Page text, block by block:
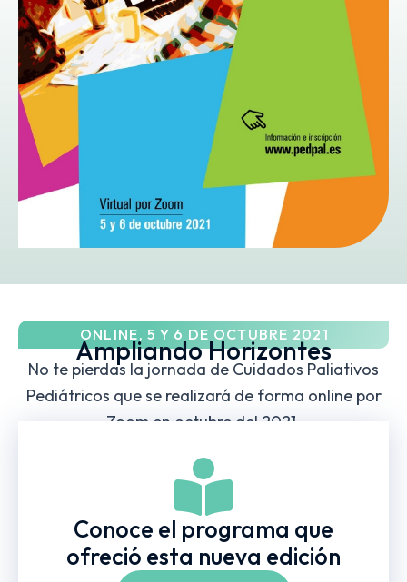
ONLINE, 5 Y 6 DE OCTUBRE 2021
Ampliando Horizontes
No te pierdas la jornada de Cuidados Paliativos
Pediátricos que se realizará de forma online por
Zoom en octubre del 2021.
Conoce el programa que
ofreció esta nueva edición